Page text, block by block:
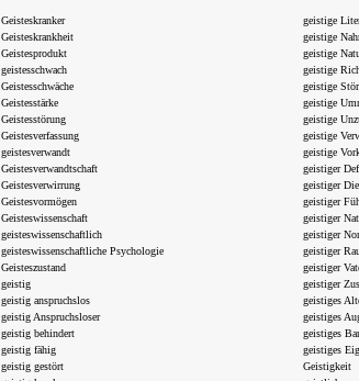
Geisteskranker
Geisteskrankheit
Geistesprodukt
geistesschwach
Geistesschwäche
Geistesstärke
Geistesstörung
Geistesverfassung
geistesverwandt
Geistesverwandtschaft
Geistesverwirrung
Geistesvormögen
Geisteswissenschaft
geisteswissenschaftlich
geisteswissenschaftliche Psychologie
Geisteszustand
geistig
geistig anspruchslos
geistig Anspruchsloser
geistig behindert
geistig fähig
geistig gestört
geistige
geistige
geistige
geistige
geistige
geistige
geistige
geistige
geistige
geistiger
geistiger
geistiger
geistiger
geistiger
geistiger
geistiger
geistiger
geistiges
geistiges
geistiges
geistiges
Geistigkeit